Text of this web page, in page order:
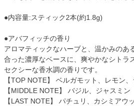
●内容量:スティック2本(約1.8g)
●アバフィッチの香り
アロマティックなハーブと、温かみのあ
合った濃厚なベースに、爽やかなシトラ
セクシーな香水調の香りです。
【TOP NOTE】 ベルガモット、レモン
【MIDDLE NOTE】 バジル、ジャスミン
【LAST NOTE】 パチュリ、カシミアウ